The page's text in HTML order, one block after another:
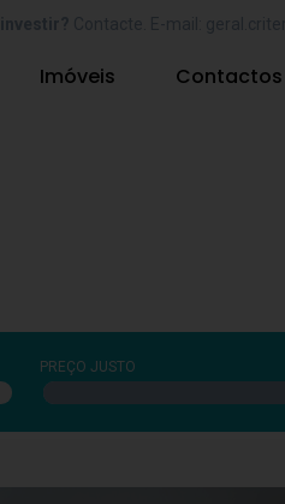
Imóveis Contactos
PREÇO JUSTO